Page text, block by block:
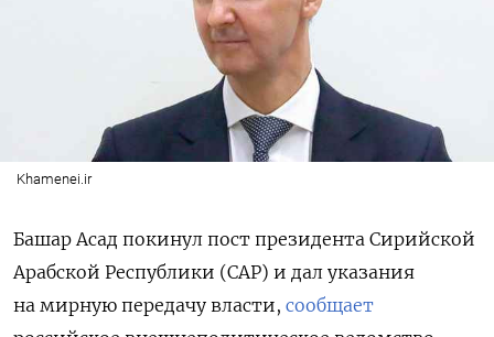
Khamenei.ir
Башар Асад покинул пост президента Сирийской
Арабской Республики (САР) и дал указания
на мирную передачу власти, сообщает